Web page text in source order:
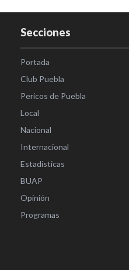
Secciones
Portada
Club Puebla
Pericos de Puebla
Local
Nacional
Internacional
Estadísticas
BUAP
Opinión
Programas